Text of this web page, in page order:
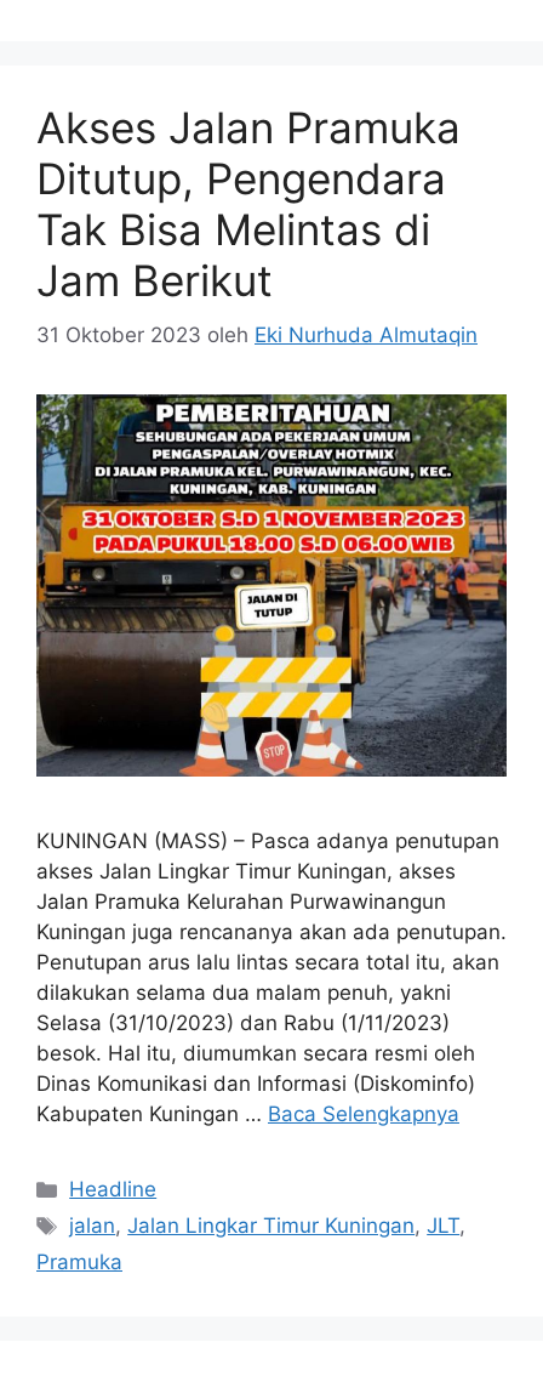
Akses Jalan Pramuka
Ditutup, Pengendara
Tak Bisa Melintas di
Jam Berikut
31 Oktober 2023 oleh Eki Nurhuda Almutaqin
KUNINGAN (MASS) – Pasca adanya penutupan
akses Jalan Lingkar Timur Kuningan, akses
Jalan Pramuka Kelurahan Purwawinangun
Kuningan juga rencananya akan ada penutupan.
Penutupan arus lalu lintas secara total itu, akan
dilakukan selama dua malam penuh, yakni
Selasa (31/10/2023) dan Rabu (1/11/2023)
besok. Hal itu, diumumkan secara resmi oleh
Dinas Komunikasi dan Informasi (Diskominfo)
Kabupaten Kuningan … Baca Selengkapnya
Kategori
Headline
Tag
jalan,Jalan Lingkar Timur Kuningan,JLT,
Pramuka